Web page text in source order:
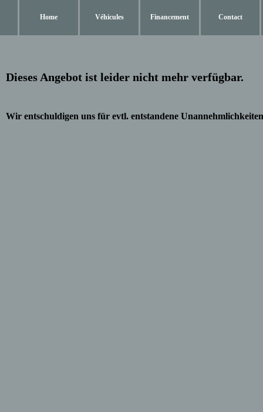
Home Véhicules Financement Contact
Dieses Angebot ist leider nicht mehr verfügbar.
Wir entschuldigen uns für evtl. entstandene